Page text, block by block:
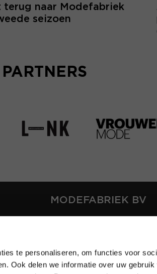
te personaliseren, om functies voor
Ook delen we informatie over uw
terug naar Modefabriek
seizoen
PARTNERS
MODEFABRIEK BV
SHIFT